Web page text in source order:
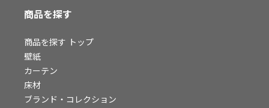
お客様サポート
お客様サポート トップ
資料ダウンロード
画像ダウンロード
動画一覧
お手入れ便利帳
商品を探す
商品を探す トップ
壁紙
カーテン
床材
ブランド・コレクション